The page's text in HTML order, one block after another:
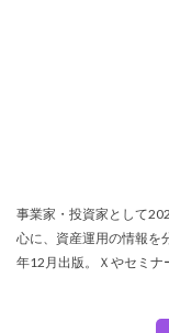
事業家・投資家として
心に、資産運用の情報を
年12月出版。Ｘやセミナ